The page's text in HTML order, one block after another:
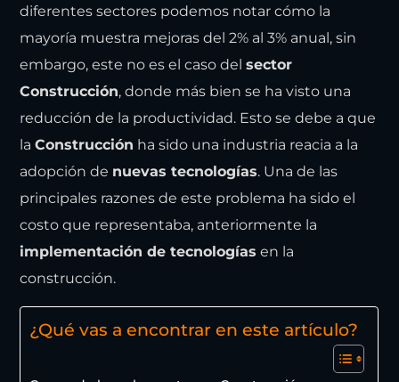
diferentes sectores podemos notar cómo la
mayoría muestra mejoras del 2% al 3% anual, sin
embargo, este no es el caso delsector
Construcción, donde más bien se ha visto una
reducción de la productividad. Esto se debe a que
laConstrucción ha sido una industria reacia a la
adopción de nuevas tecnologías. Una de las
principales razones de este problema ha sido el
costo que representaba, anteriormente la
implementación de tecnologías en la
construcción.
¿Qué vas a encontrar en este artículo?